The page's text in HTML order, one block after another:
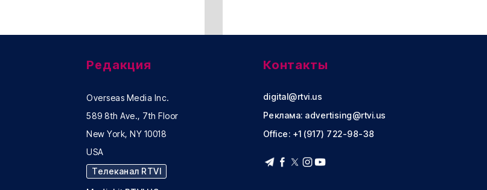
Редакция
Overseas Media Inc.
589 8th Ave., 7th Floor
New York, NY 10018
USA
Телеканал RTVI
Контакты
digital@rtvi.us
Реклама: advertising@rtvi.us
Office: +1 (917) 722-98-38